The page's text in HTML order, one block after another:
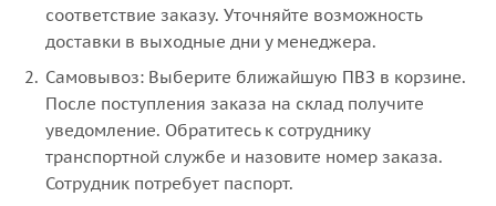
соответствие заказу. Уточняйте возможность
доставки в выходные дни у менеджера.
Самовывоз: Выберите ближайшую ПВЗ в корзине.
После поступления заказа на склад получите
уведомление. Обратитесь к сотруднику
транспортной службе и назовите номер заказа.
Сотрудник потребует паспорт.